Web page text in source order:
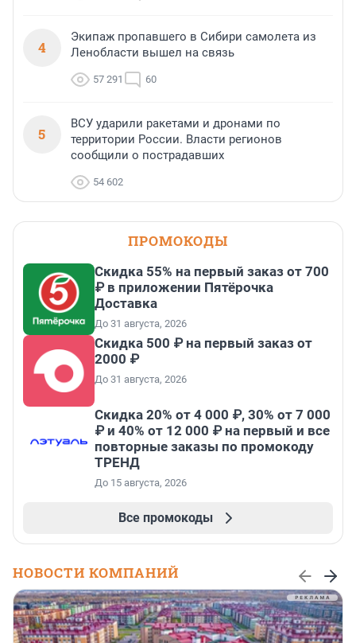
4
Экипаж пропавшего в Сибири самолета из
Ленобласти вышел на связь
57 291 60
5
ВСУ ударили ракетами и дронами по
территории России. Власти регионов
сообщили о пострадавших
54 602
ПРОМОКОДЫ
Скидка 55% на первый заказ от 700
₽ в приложении Пятёрочка
Доставка
До 31 августа, 2026
Скидка 500 ₽ на первый заказ от
2000 ₽
До 31 августа, 2026
Скидка 20% от 4 000 ₽, 30% от 7 000
₽ и 40% от 12 000 ₽ на первый и все
повторные заказы по промокоду
ТРЕНД
До 15 августа, 2026
Все промокоды
НОВОСТИ КОМПАНИЙ